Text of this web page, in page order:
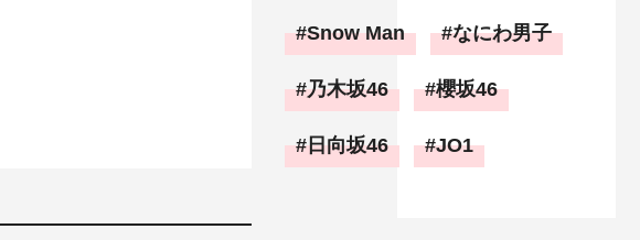
Snow Man なにわ男子
乃木坂46 櫻坂46
日向坂46 JO1